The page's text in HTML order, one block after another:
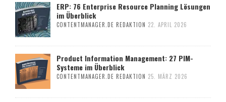
ERP: 76 Enterprise Resource Planning Lösungen
im Überblick
CONTENTMANAGER.DE REDAKTION 22. APRIL 2026
Product Information Management: 27 PIM-
Systeme im Überblick
CONTENTMANAGER.DE REDAKTION 25. MÄRZ 2026